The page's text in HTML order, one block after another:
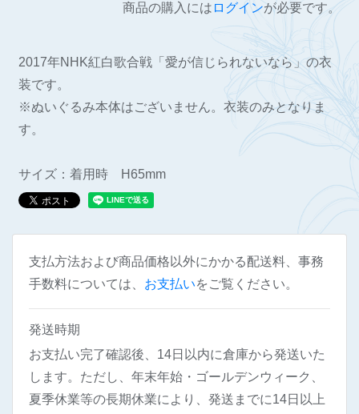
商品の購入には ログインが必要です。
2017年NHK紅白歌合戦「愛が信じられないなら」の衣
装です。
※ぬいぐるみ本体はございません。衣装のみとなりま
す。
サイズ：着用時 H65mm
支払方法および商品価格以外にかかる配送料、事務
手数料については、 お支払いをご覧ください。
発送時期
お支払い完了確認後、14日以内に倉庫から発送いた
します。ただし、年末年始・ゴールデンウィーク、
夏季休業等の長期休業により、発送までに14日以上